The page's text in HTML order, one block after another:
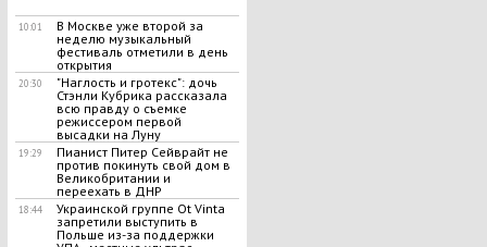
10:01
В Москве уже второй за
неделю музыкальный
фестиваль отметили в день
открытия
20:30
"Наглость и гротекс": дочь
Стэнли Кубрика рассказала
всю правду о съемке
режиссером первой
высадки на Луну
19:29
Пианист Питер Сейврайт не
против покинуть свой дом в
Великобритании и
переехать в ДНР
18:44
Украинской группе Ot Vinta
запретили выступить в
Польше из-за поддержки